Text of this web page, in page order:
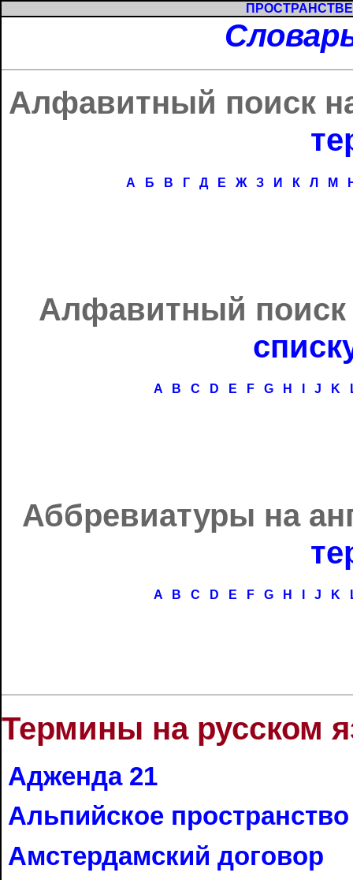
Алфавитный поиск
А Б В Г Д Е Ж З И К Л М
Алфавитный поиск
A B C D E F G H J K
Аббревиатуры на
A B C D E F G H J K
Термины на русском
Адженда 21
Альпийское
Амстердамский договор